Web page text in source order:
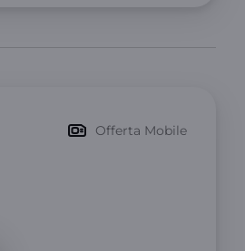
Offerta Mobile